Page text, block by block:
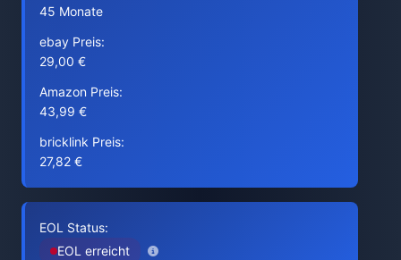
45 Monate
ebay Preis:
29,00 €
Amazon Preis:
43,99 €
bricklink Preis:
27,82 €
EOL Status:
EOL erreicht